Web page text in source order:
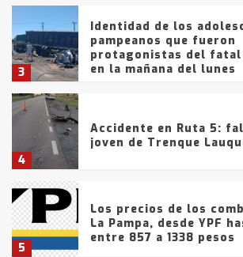
3
Identidad de los
pampeanos que fueron
protagonistas del fatal
en la mañana del lunes
4
Accidente en Ruta 5:
joven de Trenque
5
Los precios de los
La Pampa, desde YPF
entre 857 a 1338 pesos